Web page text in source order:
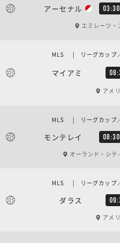
アーセナル 03:30
エミレーツ・
マイアミ
MLS | リーグカップ
アメ
モンテレイ 08:30
MLS | リーグカップ
オーランド・シテ
ダラス
MLS | リーグカップ
アメ